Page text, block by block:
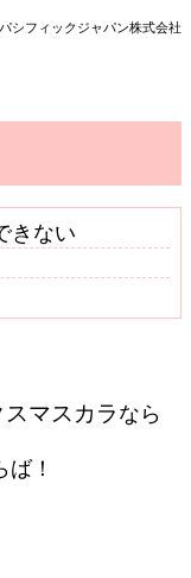
シフィックジャパン株式会社
きない
マスカラ なら
！